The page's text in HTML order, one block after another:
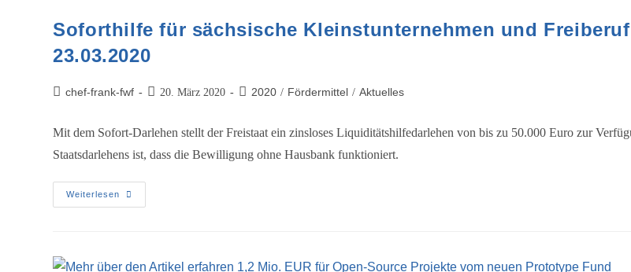
Soforthilfe für sächsische Kleinstunternehmen und
23.03.2020
chef-frank-fwf 20. März 2020 2020 / Fördermittel / Aktuelles
Mit dem Sofort-Darlehen stellt der Freistaat ein zinsloses Liquiditätshilfedarlehen von bis zu 50.000 Euro zur
Staatsdarlehens ist, dass die Bewilligung ohne Hausbank funktioniert.
Weiterlesen